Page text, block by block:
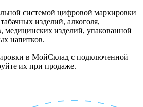
системой цифровой маркировки
изделий, алкоголя,
медицинских изделий, упакованной
напитков.
в МойСклад с подключенной
их при продаже.